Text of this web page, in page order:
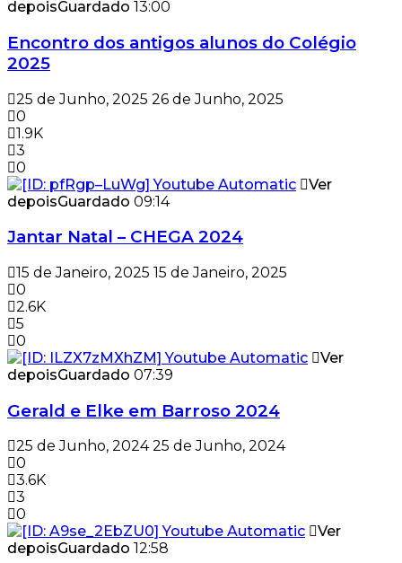
depoisGuardado 13:00
Encontro dos antigos alunos do Colégio
2025
25 de Junho, 2025 26 de Junho, 2025
0
1.9K
3
0
Ver
depoisGuardado 09:14
Jantar Natal – CHEGA 2024
15 de Janeiro, 2025 15 de Janeiro, 2025
0
2.6K
5
0
Ver
depoisGuardado 07:39
Gerald e Elke em Barroso 2024
25 de Junho, 2024 25 de Junho, 2024
0
3.6K
3
0
Ver
depoisGuardado 12:58